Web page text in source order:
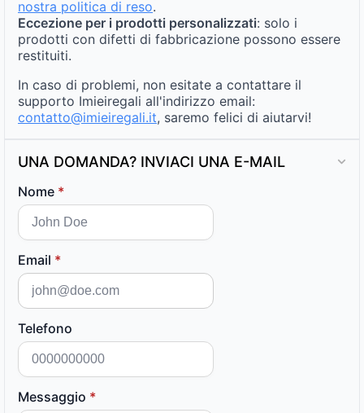
nostra politica di reso.
Eccezione per i prodotti personalizzati: solo i
prodotti con difetti di fabbricazione possono essere
restituiti.
In caso di problemi, non esitate a contattare il
supporto Imieiregali all'indirizzo email:
contatto@imieiregali.it, saremo felici di aiutarvi!
UNA DOMANDA? INVIACI UNA E-MAIL
Nome *
Email *
Telefono
Messaggio *